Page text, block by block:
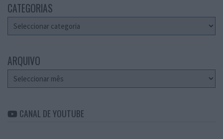
CATEGORIAS
Categorias
ARQUIVO
Arquivo
CANAL DE YOUTUBE